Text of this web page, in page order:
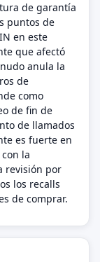
de garantía
puntos de
en este
que afectó
anula la
de
como
de fin de
de llamados
es fuerte en
la
revisión por
los recalls
de comprar.